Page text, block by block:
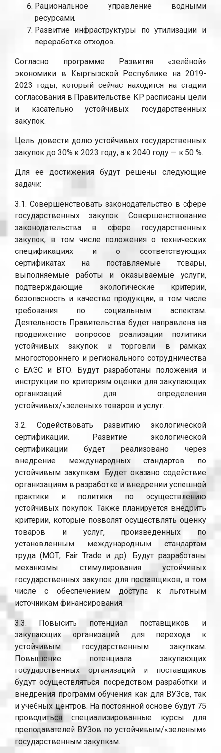
Рациональное управление водными
ресурсами.
Развитие инфраструктуры по утилизации и
переработке отходов.
Согласно программе Развития «зелёной»
экономики в Кыргызской Республике на 2019-
2023 годы, который сейчас находится на стадии
согласования в Правительстве КР расписаны цели
и касательно устойчивых государственных
закупок.
Цель: довести долю устойчивых государственных
закупок до 30% к 2023 году, а к 2040 году — к 50 %.
Для ее достижения будут решены следующие
задачи:
3.1. Совершенствовать законодательство в сфере
государственных закупок. Совершенствование
законодательства в сфере государственных
закупок, в том числе положения о технических
спецификациях и о соответствующих
сертификатах на поставляемые товары,
выполняемые работы и оказываемые услуги,
подтверждающие экологические критерии,
безопасность и качество продукции, в том числе
требования по социальным аспектам.
Деятельность Правительства будет направлена на
продвижение вопросов реализации политики
устойчивых закупок и торговли в рамках
многостороннего и регионального сотрудничества
с ЕАЭС и ВТО. Будут разработаны положения и
инструкции по критериям оценки для закупающих
организаций для определения
устойчивых/«зеленых» товаров и услуг.
3.2. Содействовать развитию экологической
сертификации. Развитие экологической
сертификации будет реализовано через
внедрение международных стандартов по
устойчивым закупкам. Будет оказано содействие
организациям в разработке и внедрении успешной
практики и политики по осуществлению
устойчивых покупок. Также планируется внедрить
критерии, которые позволят осуществлять оценку
товаров и услуг, произведенных по
установленным международным стандартам
труда (МОТ, Fair Trade и др). Будут разработаны
механизмы стимулирования устойчивых
государственных закупок для поставщиков, в том
числе с обеспечением доступа к льготным
источникам финансирования.
3.3. Повысить потенциал поставщиков и
закупающих организаций для перехода к
устойчивым государственным закупкам.
Повышение потенциала закупающих
государственных организаций и поставщиков
будут осуществляться посредством разработки и
внедрения программ обучения как для ВУЗов, так
и учебных центров. На постоянной основе будут 75
проводиться специализированные курсы для
преподавателей ВУЗов по устойчивым/«зеленым»
государственным закупкам.